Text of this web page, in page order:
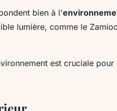
bien à l'
lumière, comme le
est cruciale pour